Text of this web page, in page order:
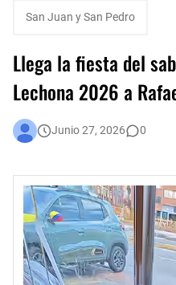
San Juan y San Pedro
Llega la fiesta del
Lechona 2026 a
Junio 27, 2026 0